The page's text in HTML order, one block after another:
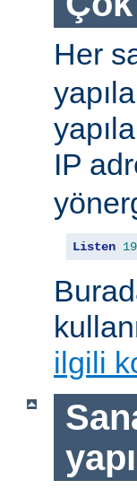
Her
IP
Listen
ilgili